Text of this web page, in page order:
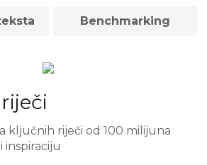
Benchmarking
ključnih riječi od 100 milijuna
inspiraciju